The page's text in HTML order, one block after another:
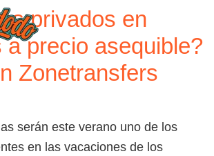
privados en
a precio asequible?
Zonetransfers
serán este verano uno de los
en las vacaciones de los